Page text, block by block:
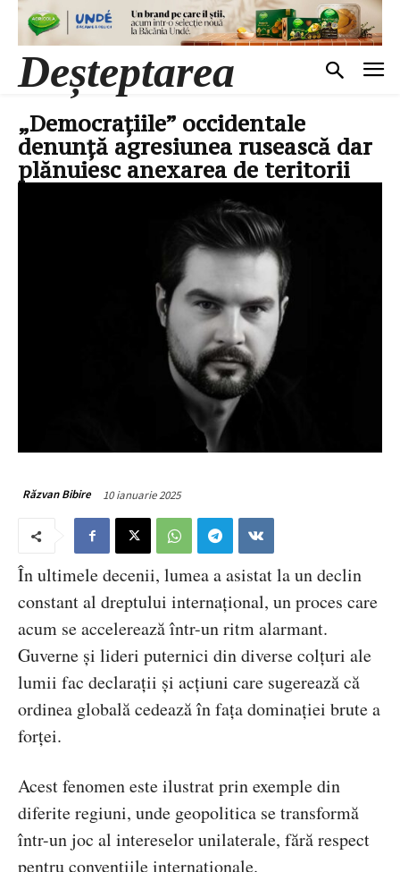
Deșteptarea
„Democrațiile” occidentale
denunță agresiunea rusească dar
plănuiesc anexarea de teritorii
Răzvan Bibire 10 ianuarie 2025
În ultimele decenii, lumea a asistat la un declin
constant al dreptului internațional, un proces care
acum se accelerează într-un ritm alarmant.
Guverne și lideri puternici din diverse colțuri ale
lumii fac declarații și acțiuni care sugerează că
ordinea globală cedează în fața dominației brute a
forței.
Acest fenomen este ilustrat prin exemple din
diferite regiuni, unde geopolitica se transformă
într-un joc al intereselor unilaterale, fără respect
pentru convențiile internaționale.